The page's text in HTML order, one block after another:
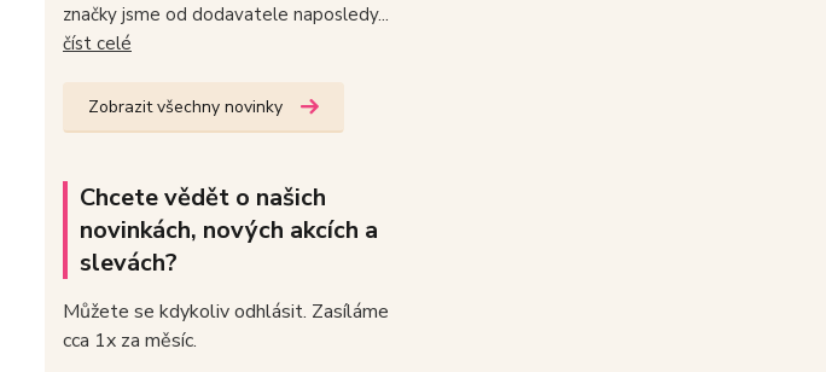
značky jsme od dodavatele naposledy...
číst celé
Zobrazit všechny novinky
Chcete vědět o našich
novinkách, nových akcích a
slevách?
Můžete se kdykoliv odhlásit. Zasíláme
cca 1x za měsíc.